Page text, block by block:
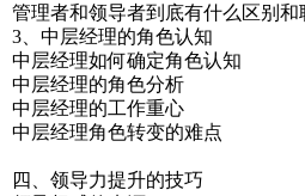
管理者和领导者到底有什么区别和
3、中层经理的角色认知
中层经理如何确定角色认知
中层经理的角色分析
中层经理的工作重心
中层经理角色转变的难点
四、领导力提升的技巧